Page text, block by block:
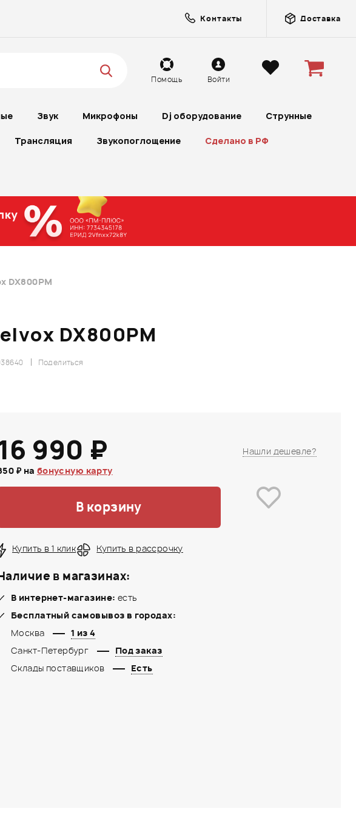
Контакты Доставка
Помощь Войти
Звук Микрофоны Dj оборудование Струнные
Трансляция Звукопоглощение Сделано в РФ
DX800PM
DX800PM
Поделиться
990 ₽
₽ на бонусную карту
Нашли дешевле?
В корзину
Купить в 1 клик Купить в рассрочку
в магазинах:
В интернет-магазине: есть
Бесплатный самовывоз в городах:
Москва
1 из 4
Санкт-Петербург
Под заказ
Склады поставщиков
Есть